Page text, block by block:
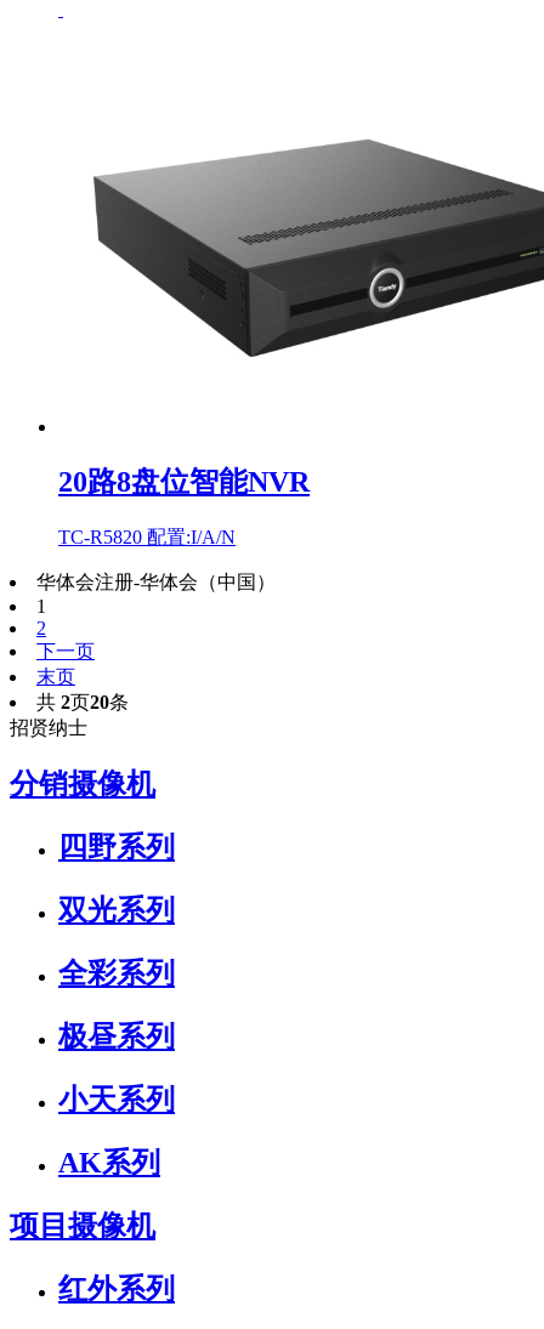
20路8盘位智能NVR
TC-R5820 配置:I/A/N
华体会注册-华体会（中国）
1
2
下一页
末页
共 2页20条
招贤纳士
分销摄像机
四野系列
双光系列
全彩系列
极昼系列
小天系列
AK系列
项目摄像机
红外系列